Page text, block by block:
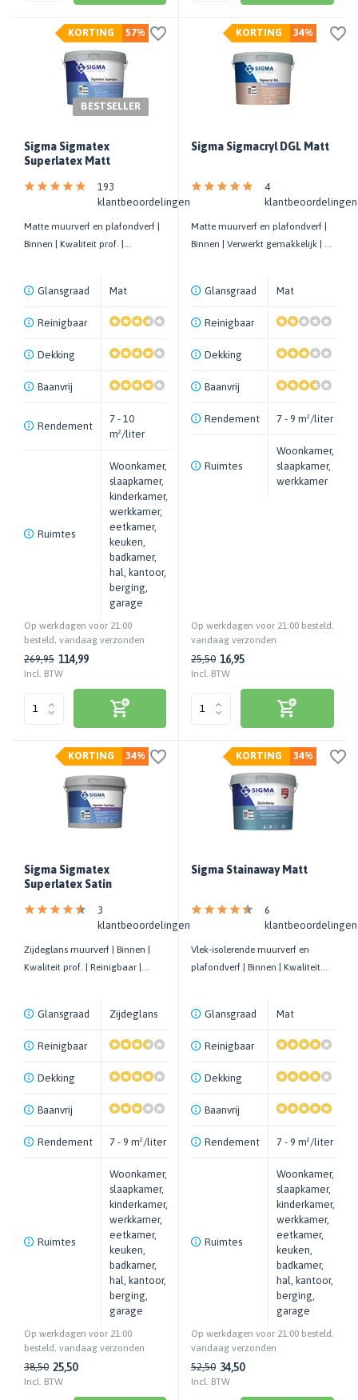
BESTSELLER
57%
KORTING
Sigma Sigmatex
Superlatex Matt
193
klantbeoordelingen
Matte muurverf en plafondverf |
Binnen | Kwaliteit prof. |
Glansgraad Mat
Reinigbaar
Dekking
Baanvrij
Rendement
7 - 10
m²/liter
Ruimtes
Woonkamer,
slaapkamer,
kinderkamer,
werkkamer,
eetkamer,
keuken,
badkamer,
hal, kantoor,
berging,
garage
Op werkdagen voor 21:00
besteld, vandaag verzonden
269,95 114,99
Incl. BTW
34%
KORTING
Sigma Sigmacryl DGL Matt
4
klantbeoordelingen
Matte muurverf en plafondverf |
Binnen | Verwerkt gemakkelijk | 8
Glansgraad Mat
Reinigbaar
Dekking
Baanvrij
Rendement 7 - 9 m²/liter
Ruimtes
Woonkamer,
slaapkamer,
werkkamer
Op werkdagen voor 21:00 besteld,
vandaag verzonden
25,50 16,95
Incl. BTW
34%
KORTING
Sigma Sigmatex
Superlatex Satin
3
klantbeoordelingen
Zijdeglans muurverf | Binnen |
Kwaliteit prof. | Reinigbaar |
Glansgraad Zijdeglans
Reinigbaar
Dekking
Baanvrij
Rendement 7 - 9 m²/liter
Ruimtes
Woonkamer,
slaapkamer,
kinderkamer,
werkkamer,
eetkamer,
keuken,
badkamer,
hal, kantoor,
berging,
garage
Op werkdagen voor 21:00
besteld, vandaag verzonden
38,50 25,50
Incl. BTW
34%
KORTING
Sigma Stainaway Matt
6
klantbeoordelingen
Vlek-isolerende muurverf en
plafondverf | Binnen | Kwaliteit
Glansgraad Mat
Reinigbaar
Dekking
Baanvrij
Rendement 7 - 9 m²/liter
Ruimtes
Woonkamer,
slaapkamer,
kinderkamer,
werkkamer,
eetkamer,
keuken,
badkamer,
hal, kantoor,
berging,
garage
Op werkdagen voor 21:00 besteld,
vandaag verzonden
52,50 34,50
Incl. BTW